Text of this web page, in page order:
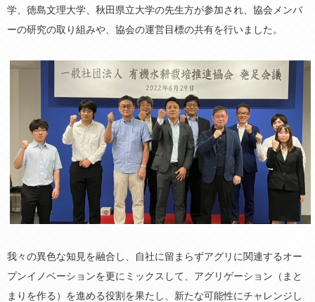
学、徳島文理大学、秋田県立大学の先生方が参加され、協会メンバ
ーの研究の取り組みや、協会の運営目標の共有を行いました。
我々の異色な知見を融合し、自社に留まらずアグリに関連するオー
プンイノベーションを更にミックスして、アグリゲーション（まと
まりを作る）を進める役割を果たし、新たな可能性にチャレンジし